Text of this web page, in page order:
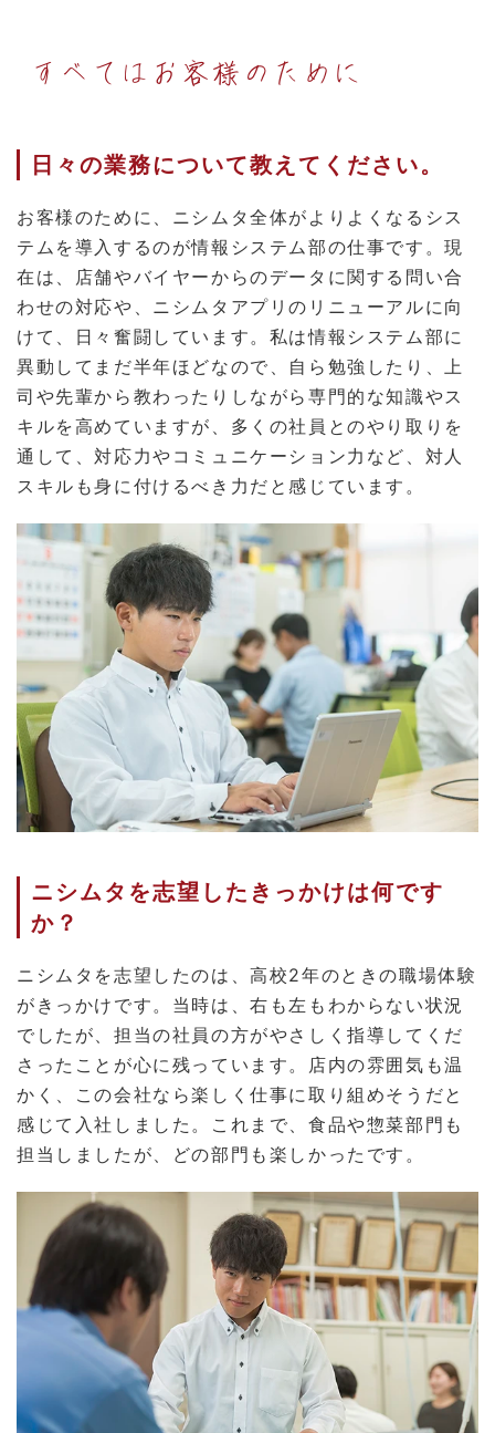
すべてはお客様のために
日々の業務について教えてください。
お客様のために、ニシムタ全体がよりよくなるシス
テムを導入するのが情報システム部の仕事です。現
在は、店舗やバイヤーからのデータに関する問い合
わせの対応や、ニシムタアプリのリニューアルに向
けて、日々奮闘しています。私は情報システム部に
異動してまだ半年ほどなので、自ら勉強したり、上
司や先輩から教わったりしながら専門的な知識やス
キルを高めていますが、多くの社員とのやり取りを
通して、対応力やコミュニケーション力など、対人
スキルも身に付けるべき力だと感じています。
ニシムタを志望したきっかけは何です
か？
ニシムタを志望したのは、高校2年のときの職場体験
がきっかけです。当時は、右も左もわからない状況
でしたが、担当の社員の方がやさしく指導してくだ
さったことが心に残っています。店内の雰囲気も温
かく、この会社なら楽しく仕事に取り組めそうだと
感じて入社しました。これまで、食品や惣菜部門も
担当しましたが、どの部門も楽しかったです。